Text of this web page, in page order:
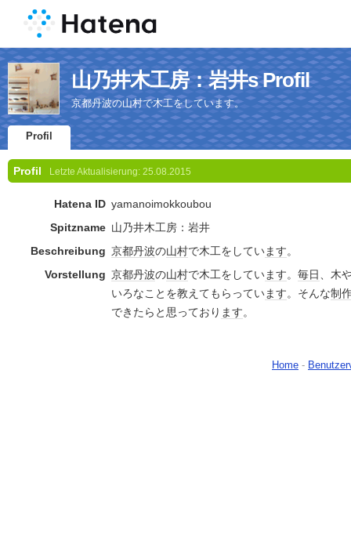
山乃井木工房：岩井s Profil
京都丹波の山村で木工をしています。
Profil
Profil Letzte Aktualisierung: 25.08.2015
Hatena ID yamanoimokkoubou
Spitzname 山乃井木工房：岩井
Beschreibung 京都丹波の山村で木工をしています。
Vorstellung 京都丹波の山村で木工をしています。 毎日、木
いろなことを教えてもらっています。そんな制
できたらと思っており ます。
Home -